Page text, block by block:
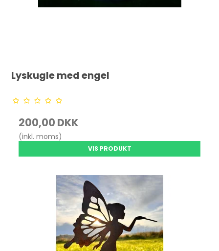
Lyskugle med engel
200,00 DKK
(inkl. moms)
VIS PRODUKT